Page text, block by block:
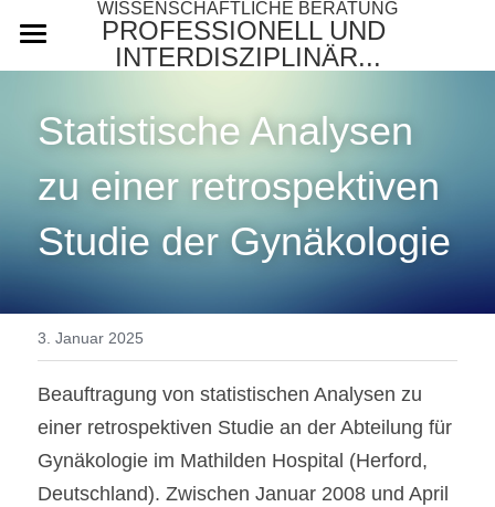
WISSENSCHAFTLICHE BERATUNG
PROFESSIONELL UND
INTERDISZIPLINÄR...
Startseite
Über uns
Leistungen
Honorar
Anfrage
Blog
Hilfe
Datenauswertung + Datenanalyse
Statistische Analysen
zu einer retrospektiven
Studie der Gynäkologie
3. Januar 2025
Beauftragung von statistischen Analysen zu
einer retrospektiven Studie an der Abteilung für
Gynäkologie im Mathilden Hospital (Herford,
Deutschland). Zwischen Januar 2008 und April